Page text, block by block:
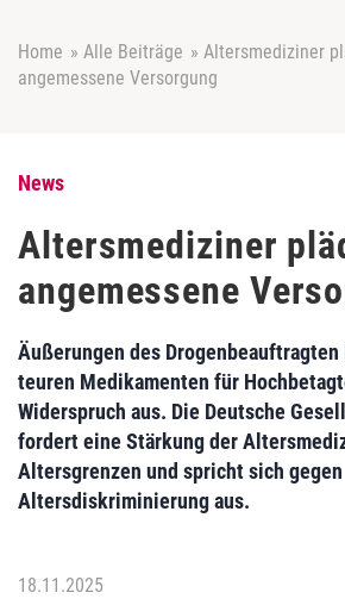
Home » Alle Beiträge » Altersmediziner
angemessene Versorgung
News
Altersmediziner
angemessene
Äußerungen des
teuren Medikamenten für
Widerspruch aus. Die Deutsche
fordert eine Stärkung der
Altersgrenzen und spricht sich gegen
Altersdiskriminierung aus.
18.11.2025